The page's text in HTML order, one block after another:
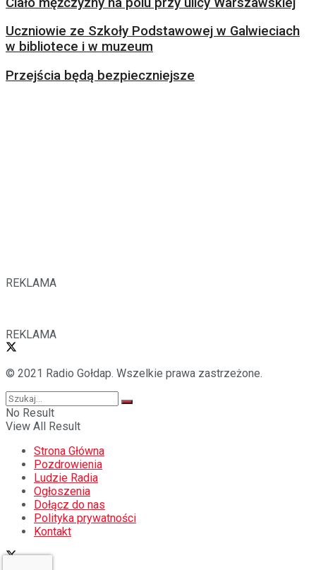
Uczniowie ze Szkoły Podstawowej w Galwieciach
w bibliotece i w muzeum
Przejścia będą bezpieczniejsze
REKLAMA
REKLAMA
© 2021 Radio Gołdap. Wszelkie prawa zastrzeżone.
No Result
View All Result
Strona Główna
Pozdrowienia
Ludzie Radia
Ogłoszenia
Dołącz do nas
Polityka prywatności
Kontakt